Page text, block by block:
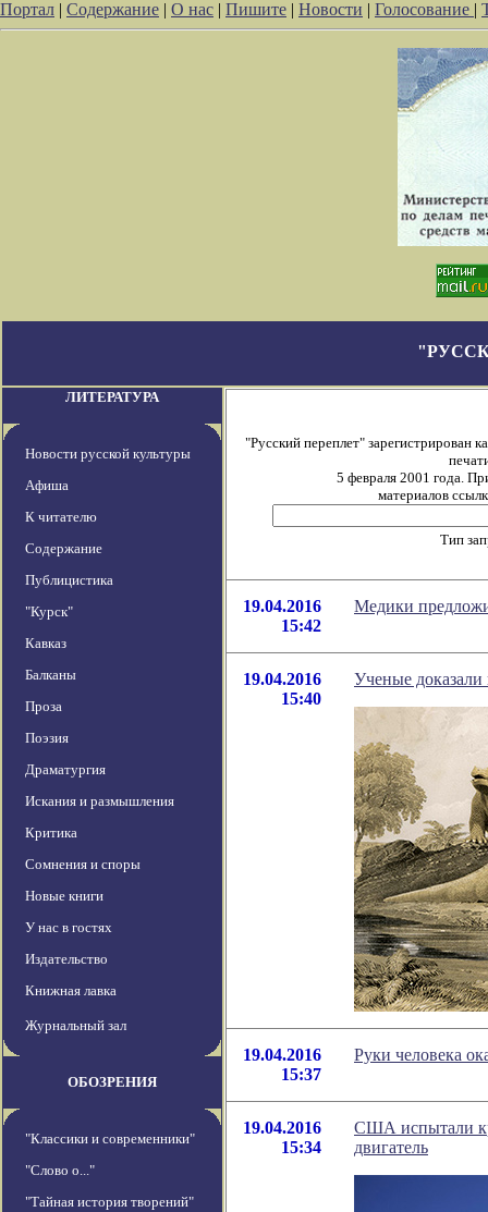
Портал | Содержание | О нас | Пишите | Новости | Голосование |
ЛИТЕРАТУРА
Новости русской культуры
Афиша
К читателю
Содержание
Публицистика
"Курск"
Кавказ
Балканы
Проза
Поэзия
Драматургия
Искания и размышления
Критика
Сомнения и споры
Новые книги
У нас в гостях
Издательство
Книжная лавка
Журнальный зал
ОБОЗРЕНИЯ
"Классики и современники"
"Слово о..."
"Тайная история творений"
"Русский переплет" зарегистрирован
5 февраля 2001 года.
материалов
Тип
19.04.2016
15:42
Медики
19.04.2016
15:40
Ученые
19.04.2016
15:37
Руки человека
19.04.2016
15:34
США испытали
двигатель